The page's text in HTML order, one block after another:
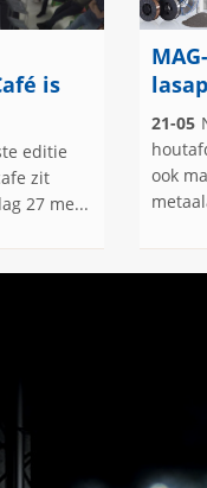
is
editie
zit
27 me...
21-05
ook